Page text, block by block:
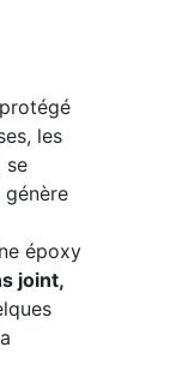
les
se
génère
époxy
joint,